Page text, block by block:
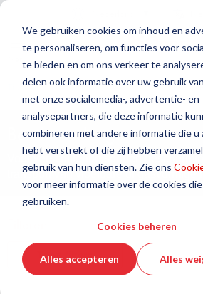
We gebruiken cookies om inhoud en
te personaliseren, om functies voor
te bieden en om ons verkeer te
delen ook informatie over uw gebruik
met onze socialemedia-, advertentie- en
analysepartners, die deze informatie
combineren met andere informatie die u
hebt verstrekt of die zij hebben
gebruik van hun diensten. Zie ons
voor meer informatie over de cookies
gebruiken.
Cookies beheren
Alles accepteren Alles
Zoek
Thuis Industriële slangen Slangen
Beschermslangen
Voor verschillende soorten
transport van vloeibare of gasvormige
Toon filters